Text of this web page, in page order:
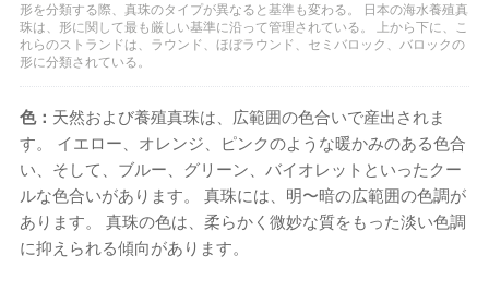
形を分類する際、真珠のタイプが異なると基準も変わる。 日本の海水養殖真
珠は、形に関して最も厳しい基準に沿って管理されている。 上から下に、こ
れらのストランドは、ラウンド、ほぼラウンド、セミバロック、バロックの
形に分類されている。
色： 天然および養殖真珠は、広範囲の色合いで産出されま
す。 イエロー、オレンジ、ピンクのような暖かみのある色合
い、そして、ブルー、グリーン、バイオレットといったクー
ルな色合いがあります。 真珠には、明〜暗の広範囲の色調が
あります。 真珠の色は、柔らかく微妙な質をもった淡い色調
に抑えられる傾向があります。